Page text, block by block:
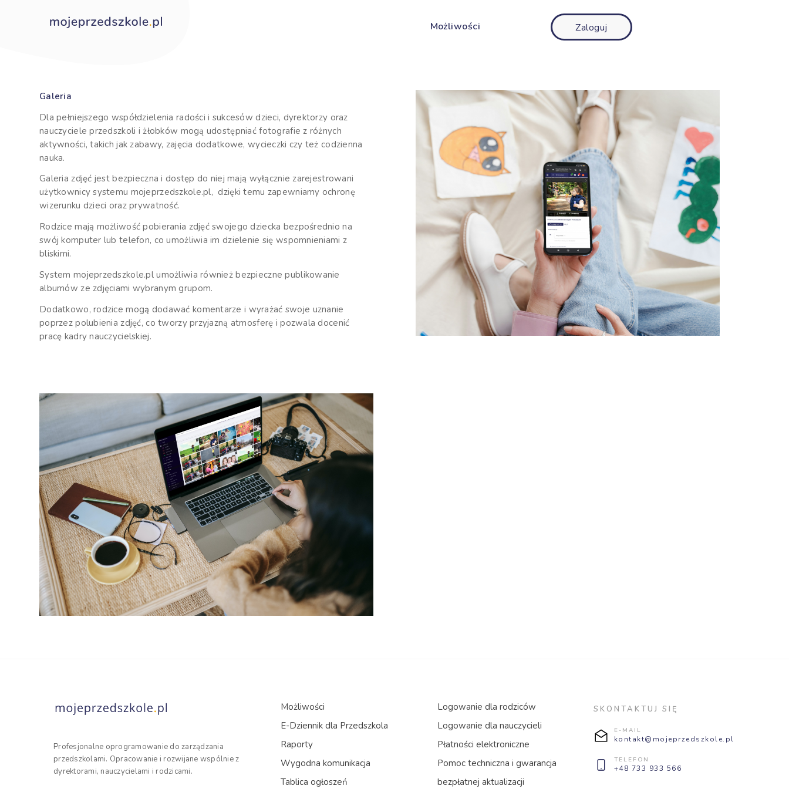
Możliwości Zaloguj
Galeria
Dla pełniejszego współdzielenia radości i sukcesów dzieci, dyrektorzy oraz
nauczyciele przedszkoli i żłobków mogą udostępniać fotografie z różnych
aktywności, takich jak zabawy, zajęcia dodatkowe, wycieczki czy też codzienna
nauka.
Galeria zdjęć jest bezpieczna i dostęp do niej mają wyłącznie zarejestrowani
użytkownicy systemu mojeprzedszkole.pl, dzięki temu zapewniamy ochronę
wizerunku dzieci oraz prywatność.
Rodzice mają możliwość pobierania zdjęć swojego dziecka bezpośrednio na
swój komputer lub telefon, co umożliwia im dzielenie się wspomnieniami z
bliskimi.
System mojeprzedszkole.pl umożliwia również bezpieczne publikowanie
albumów ze zdjęciami wybranym grupom.
Dodatkowo, rodzice mogą dodawać komentarze i wyrażać swoje uznanie
poprzez polubienia zdjęć, co tworzy przyjazną atmosferę i pozwala docenić
pracę kadry nauczycielskiej.
Profesjonalne oprogramowanie do zarządzania
przedszkolami. Opracowanie i rozwijane wspólnie z
dyrektorami, nauczycielami i rodzicami.
Możliwości
E-Dziennik dla Przedszkola
Raporty
Wygodna komunikacja
Tablica ogłoszeń
Logowanie dla rodziców
Logowanie dla nauczycieli
Płatności elektroniczne
Pomoc techniczna i gwarancja
bezpłatnej aktualizacji
SKONTAKTUJ SIĘ
E-MAIL
kontakt@mojeprzedszkole.pl
TELEFON
+48 733 933 566